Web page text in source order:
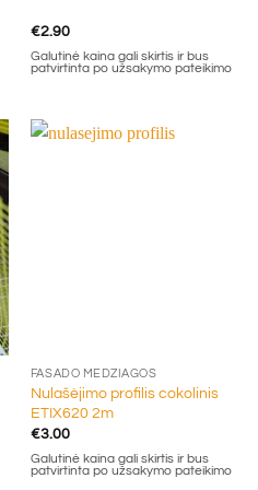
€2.90
Galutinė kaina gali skirtis ir bus
patvirtinta po užsakymo pateikimo
FASADO MEDŽIAGOS
Nulašėjimo profilis cokolinis
ETIX620 2m
€3.00
Galutinė kaina gali skirtis ir bus
patvirtinta po užsakymo pateikimo